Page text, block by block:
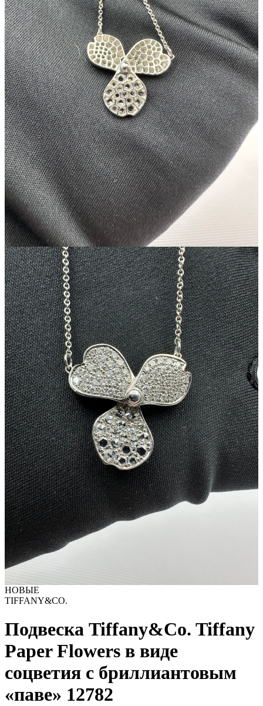
НОВЫЕ
TIFFANY&CO.
Подвеска Tiffany&Co. Tiffany
Paper Flowers в виде
соцветия с бриллиантовым
«паве» 12782